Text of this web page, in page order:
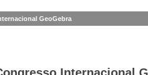
GeoGebra